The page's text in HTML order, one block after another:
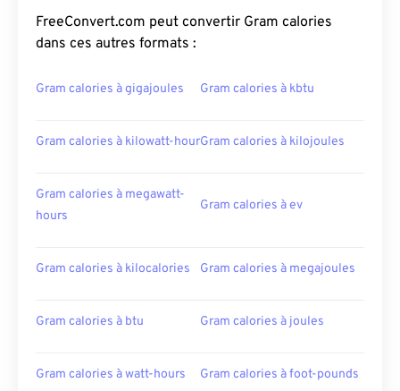
FreeConvert.com peut convertir Gram calories
dans ces autres formats :
Gram calories à gigajoules Gram calories à kbtu
Gram calories à kilowatt-hourGram calories à kilojoules
Gram calories à megawatt-
hours
Gram calories à ev
Gram calories à kilocalories Gram calories à megajoules
Gram calories à btu Gram calories à joules
Gram calories à watt-hours Gram calories à foot-pounds